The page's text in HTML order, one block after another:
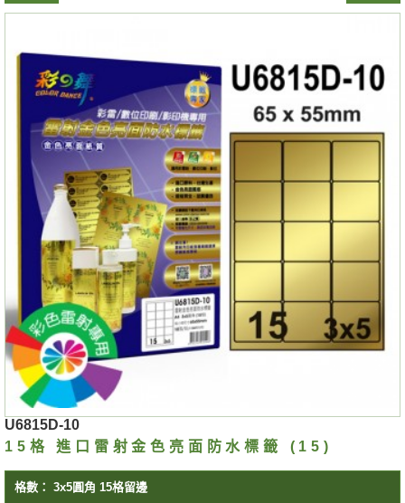
U6815D-10
15格 進口雷射金色亮面防水標籤 (15)
格數： 3x5圓角 15格留邊